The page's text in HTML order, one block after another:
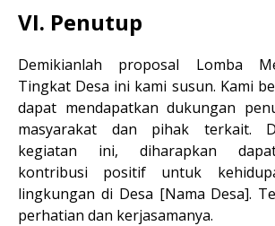
VI. Penutup
Demikianlah proposal Lomba
Tingkat Desa ini kami susun. Kami
dapat mendapatkan dukungan
masyarakat dan pihak terkait.
kegiatan ini, diharapkan
kontribusi positif untuk
lingkungan di Desa [Nama Desa].
perhatian dan kerjasamanya.